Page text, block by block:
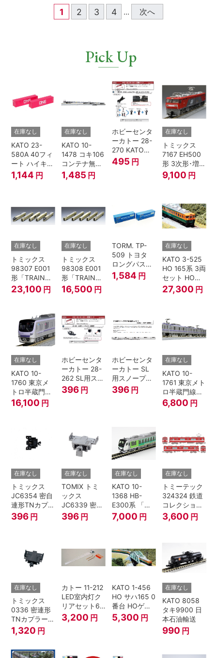
1 2 3 4 ... 次へ
Pick Up
在庫なし
KATO 23-
580A 40フィ
ート ハイキュ
ーブコンテナ
ONE マゼンタ
1,144 円
在庫なし
KATO 10-
1478 コキ106
コンテナ無積
載 2両セット
鉄道模型 Nゲ
1,485 円
ホビーセンタ
ーカトー 28-
270 KATOナ
ックルカプラ
ー 黒 センタ
495 円
在庫なし
トミックス
7167 EH500
形 3次形･増備
型
9,100 円
在庫なし
トミックス
98307 E001
形「TRAIN
SUITE四季
島」基本セッ
23,100 円
在庫なし
トミックス
98308 E001
形「TRAIN
SUITE四季
島」増結セッ
模型
16,500 円
TORM. TP-
509 トヨタ
ロングパスエ
クスプレス
U55A-39500
1,584 円
在庫なし
KATO 3-525
HO 165系 3両
セット HOゲ
ージ
27,300 円
在庫なし
KATO 10-
1760 東京メ
トロ半蔵門線
18000系 基本
6両セット N
16,100 円
ホビーセンタ
ーカトー 28-
262 SL用スノ
ープロウ1 前
面用 Nゲージ
396 円
ホビーセンタ
ーカトー SL
用スノープロ
ウ① 前面用
396 円
在庫なし
KATO 10-
1761 東京メト
ロ半蔵門線
18000系 増結
4両セット N
6,800 円
在庫なし
トミックス
JC6354 密自
連形TNカプラ
ーSP・黒(キ
396 円
在庫なし
TOMIX トミ
ックス
JC6339 密連
形TNカプラー
転台側) 鉄道
模型 Nゲージ
396 円
在庫なし
KATO 10-
1368 HB-
E300系 「リ
ゾートビュー
ふるさと」 2
7,000 円
在庫なし
トミーテック
324324 鉄道
コレクション
名古屋鉄道
6000系 白帯
nゲージ
3,600 円
在庫なし
トミックス
0336 密連形
TNカプラー
(6個・SP・
黒)
1,320 円
カトー 11-212
LED室内灯ク
リアセット6
入 Nゲージ
3,200 円
KATO 1-456
HO サハ165 0
番台 HOゲー
ジ
5,300 円
在庫なし
KATO 8058
タキ9900 日
本石油輸送
990 円